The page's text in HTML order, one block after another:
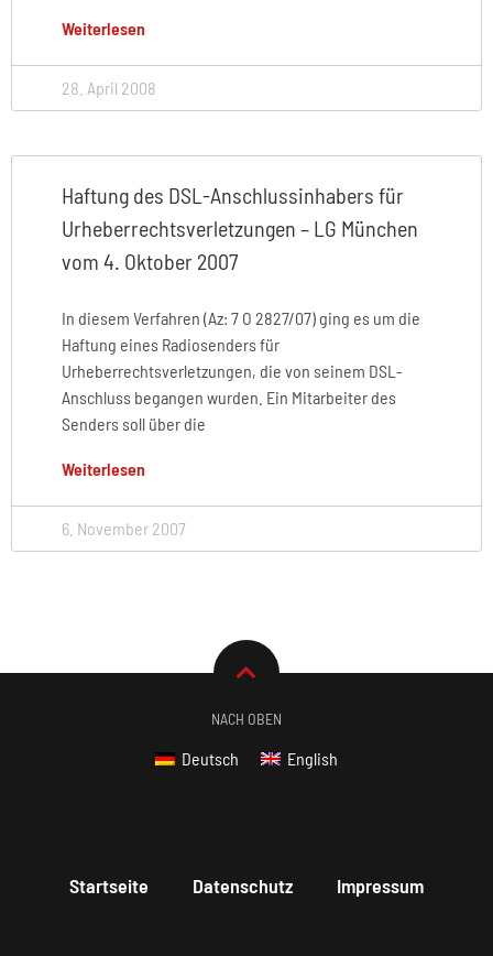
Weiterlesen
28. April 2008
Haftung des DSL-Anschlussinhabers für
Urheberrechtsverletzungen – LG München
vom 4. Oktober 2007
In diesem Verfahren (Az: 7 O 2827/07) ging es um die
Haftung eines Radiosenders für
Urheberrechtsverletzungen, die von seinem DSL-
Anschluss begangen wurden. Ein Mitarbeiter des
Senders soll über die
Weiterlesen
6. November 2007
NACH OBEN
Deutsch English
Startseite Datenschutz Impressum